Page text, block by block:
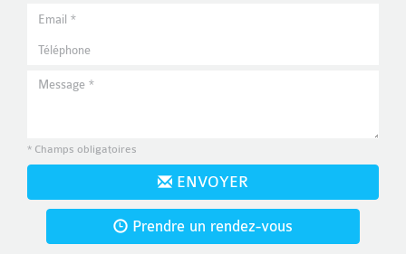
* Champs obligatoires
ENVOYER
Prendre un rendez-vous